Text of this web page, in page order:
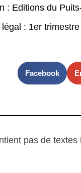
: Editions du
légal : 1er
Facebook
pas de textes